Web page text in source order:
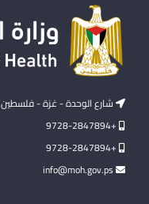
شارع الوحدة - غزة - فلسطين
+9728-2847894
+9728-2847894